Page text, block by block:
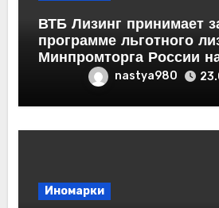
ВТБ Лизинг принимает
программе льготного
Минпромторга России
nastya980
Иномарки